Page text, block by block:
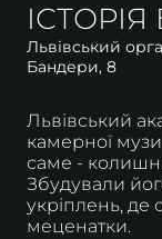
Львівський
камерної
саме -
Збудували
укріплень, де
меценатки.
Львівський
Бандери, 8
ІСТОРІЯ